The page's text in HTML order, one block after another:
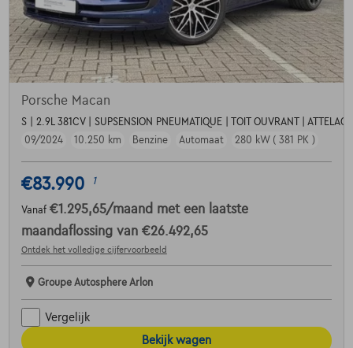
Porsche Macan
S | 2.9L 381CV | SUPSENSION PNEUMATIQUE | TOIT OUVRANT |
09/2024
10.250 km Benzine Automaat 280 kW ( 381 PK )
€83.990 1
Vanaf €1.295,65/maand met een laatste
maandaflossing van €26.492,65
Ontdek het volledige cijfervoorbeeld
Groupe Autosphere Arlon
Vergelijk
Bekijk wagen